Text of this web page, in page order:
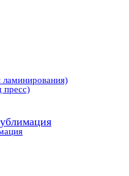
ламинирования)
пресс)